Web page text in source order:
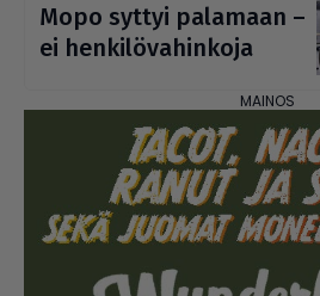
Mopo syttyi palamaan –
ei hen­ki­lö­va­hin­koja